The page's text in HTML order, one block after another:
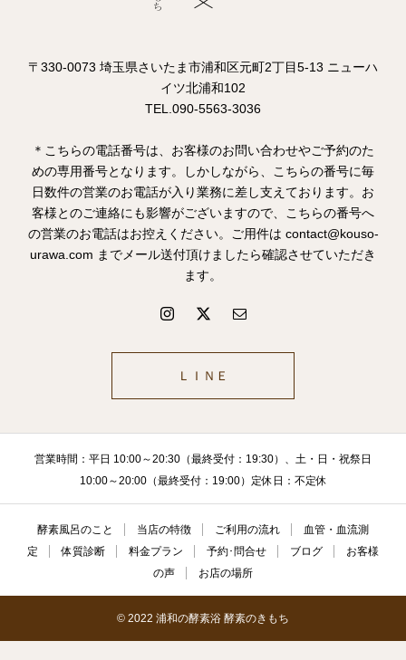
〒330-0073 埼玉県さいたま市浦和区元町2丁目5-13 ニューハ
イツ北浦和102
TEL.090-5563-3036
＊こちらの電話番号は、お客様のお問い合わせやご予約のた
めの専用番号となります。しかしながら、こちらの番号に毎
日数件の営業のお電話が入り業務に差し支えております。お
客様とのご連絡にも影響がございますので、こちらの番号へ
の営業のお電話はお控えください。ご用件は contact@kouso-
urawa.com までメール送付頂けましたら確認させていただき
ます。
ＬＩＮＥ
営業時間：平日 10:00～20:30（最終受付：19:30）、土・日・祝祭日
10:00～20:00（最終受付：19:00）定休日：不定休
酵素風呂のこと 当店の特徴 ご利用の流れ
血管・血流測
定
体質診断 料金プラン 予約･問合せ ブログ
お客様
の声
お店の場所
© 2022 浦和の酵素浴 酵素のきもち